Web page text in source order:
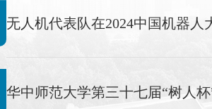
无人机代表队在2024中国机器
华中师范大学第三十七届“树人